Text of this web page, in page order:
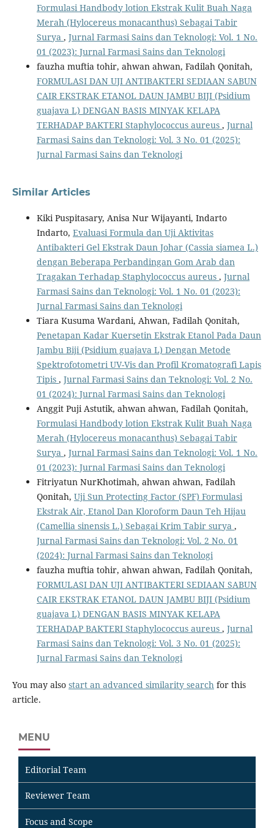
Formulasi Handbody lotion Ekstrak Kulit Buah Naga
Merah (Hylocereus monacanthus) Sebagai Tabir
Surya , Jurnal Farmasi Sains dan Teknologi: Vol. 1 No.
01 (2023): Jurnal Farmasi Sains dan Teknologi
fauzha muftia tohir, ahwan ahwan, Fadilah Qonitah,
FORMULASI DAN UJI ANTIBAKTERI SEDIAAN SABUN
CAIR EKSTRAK ETANOL DAUN JAMBU BIJI (Psidium
guajava L) DENGAN BASIS MINYAK KELAPA
TERHADAP BAKTERI Staphylococcus aureus , Jurnal
Farmasi Sains dan Teknologi: Vol. 3 No. 01 (2025):
Jurnal Farmasi Sains dan Teknologi
Similar Articles
Kiki Puspitasary, Anisa Nur Wijayanti, Indarto
Indarto, Evaluasi Formula dan Uji Aktivitas
Antibakteri Gel Ekstrak Daun Johar (Cassia siamea L.)
dengan Beberapa Perbandingan Gom Arab dan
Tragakan Terhadap Staphylococcus aureus , Jurnal
Farmasi Sains dan Teknologi: Vol. 1 No. 01 (2023):
Jurnal Farmasi Sains dan Teknologi
Tiara Kusuma Wardani, Ahwan, Fadilah Qonitah,
Penetapan Kadar Kuersetin Ekstrak Etanol Pada Daun
Jambu Biji (Psidium guajava L) Dengan Metode
Spektrofotometri UV-Vis dan Profil Kromatografi Lapis
Tipis , Jurnal Farmasi Sains dan Teknologi: Vol. 2 No.
01 (2024): Jurnal Farmasi Sains dan Teknologi
Anggit Puji Astutik, ahwan ahwan, Fadilah Qonitah,
Formulasi Handbody lotion Ekstrak Kulit Buah Naga
Merah (Hylocereus monacanthus) Sebagai Tabir
Surya , Jurnal Farmasi Sains dan Teknologi: Vol. 1 No.
01 (2023): Jurnal Farmasi Sains dan Teknologi
Fitriyatun NurKhotimah, ahwan ahwan, Fadilah
Qonitah, Uji Sun Protecting Factor (SPF) Formulasi
Ekstrak Air, Etanol Dan Kloroform Daun Teh Hijau
(Camellia sinensis L.) Sebagai Krim Tabir surya ,
Jurnal Farmasi Sains dan Teknologi: Vol. 2 No. 01
(2024): Jurnal Farmasi Sains dan Teknologi
fauzha muftia tohir, ahwan ahwan, Fadilah Qonitah,
FORMULASI DAN UJI ANTIBAKTERI SEDIAAN SABUN
CAIR EKSTRAK ETANOL DAUN JAMBU BIJI (Psidium
guajava L) DENGAN BASIS MINYAK KELAPA
TERHADAP BAKTERI Staphylococcus aureus , Jurnal
Farmasi Sains dan Teknologi: Vol. 3 No. 01 (2025):
Jurnal Farmasi Sains dan Teknologi
You may also start an advanced similarity searchfor this
article.
MENU
Editorial Team
Reviewer Team
Focus and Scope